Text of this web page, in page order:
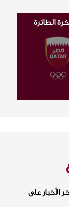
الطائرة
الأخبار على